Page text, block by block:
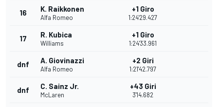
16 K. Raikkonen
Alfa Romeo
+1 Giro
1:24'29.427
17 R. Kubica
Williams
+1 Giro
1:24'33.961
dnf A. Giovinazzi
Alfa Romeo
+2 Giri
1:21'42.797
dnf C. Sainz Jr.
McLaren
+43 Giri
3'14.682